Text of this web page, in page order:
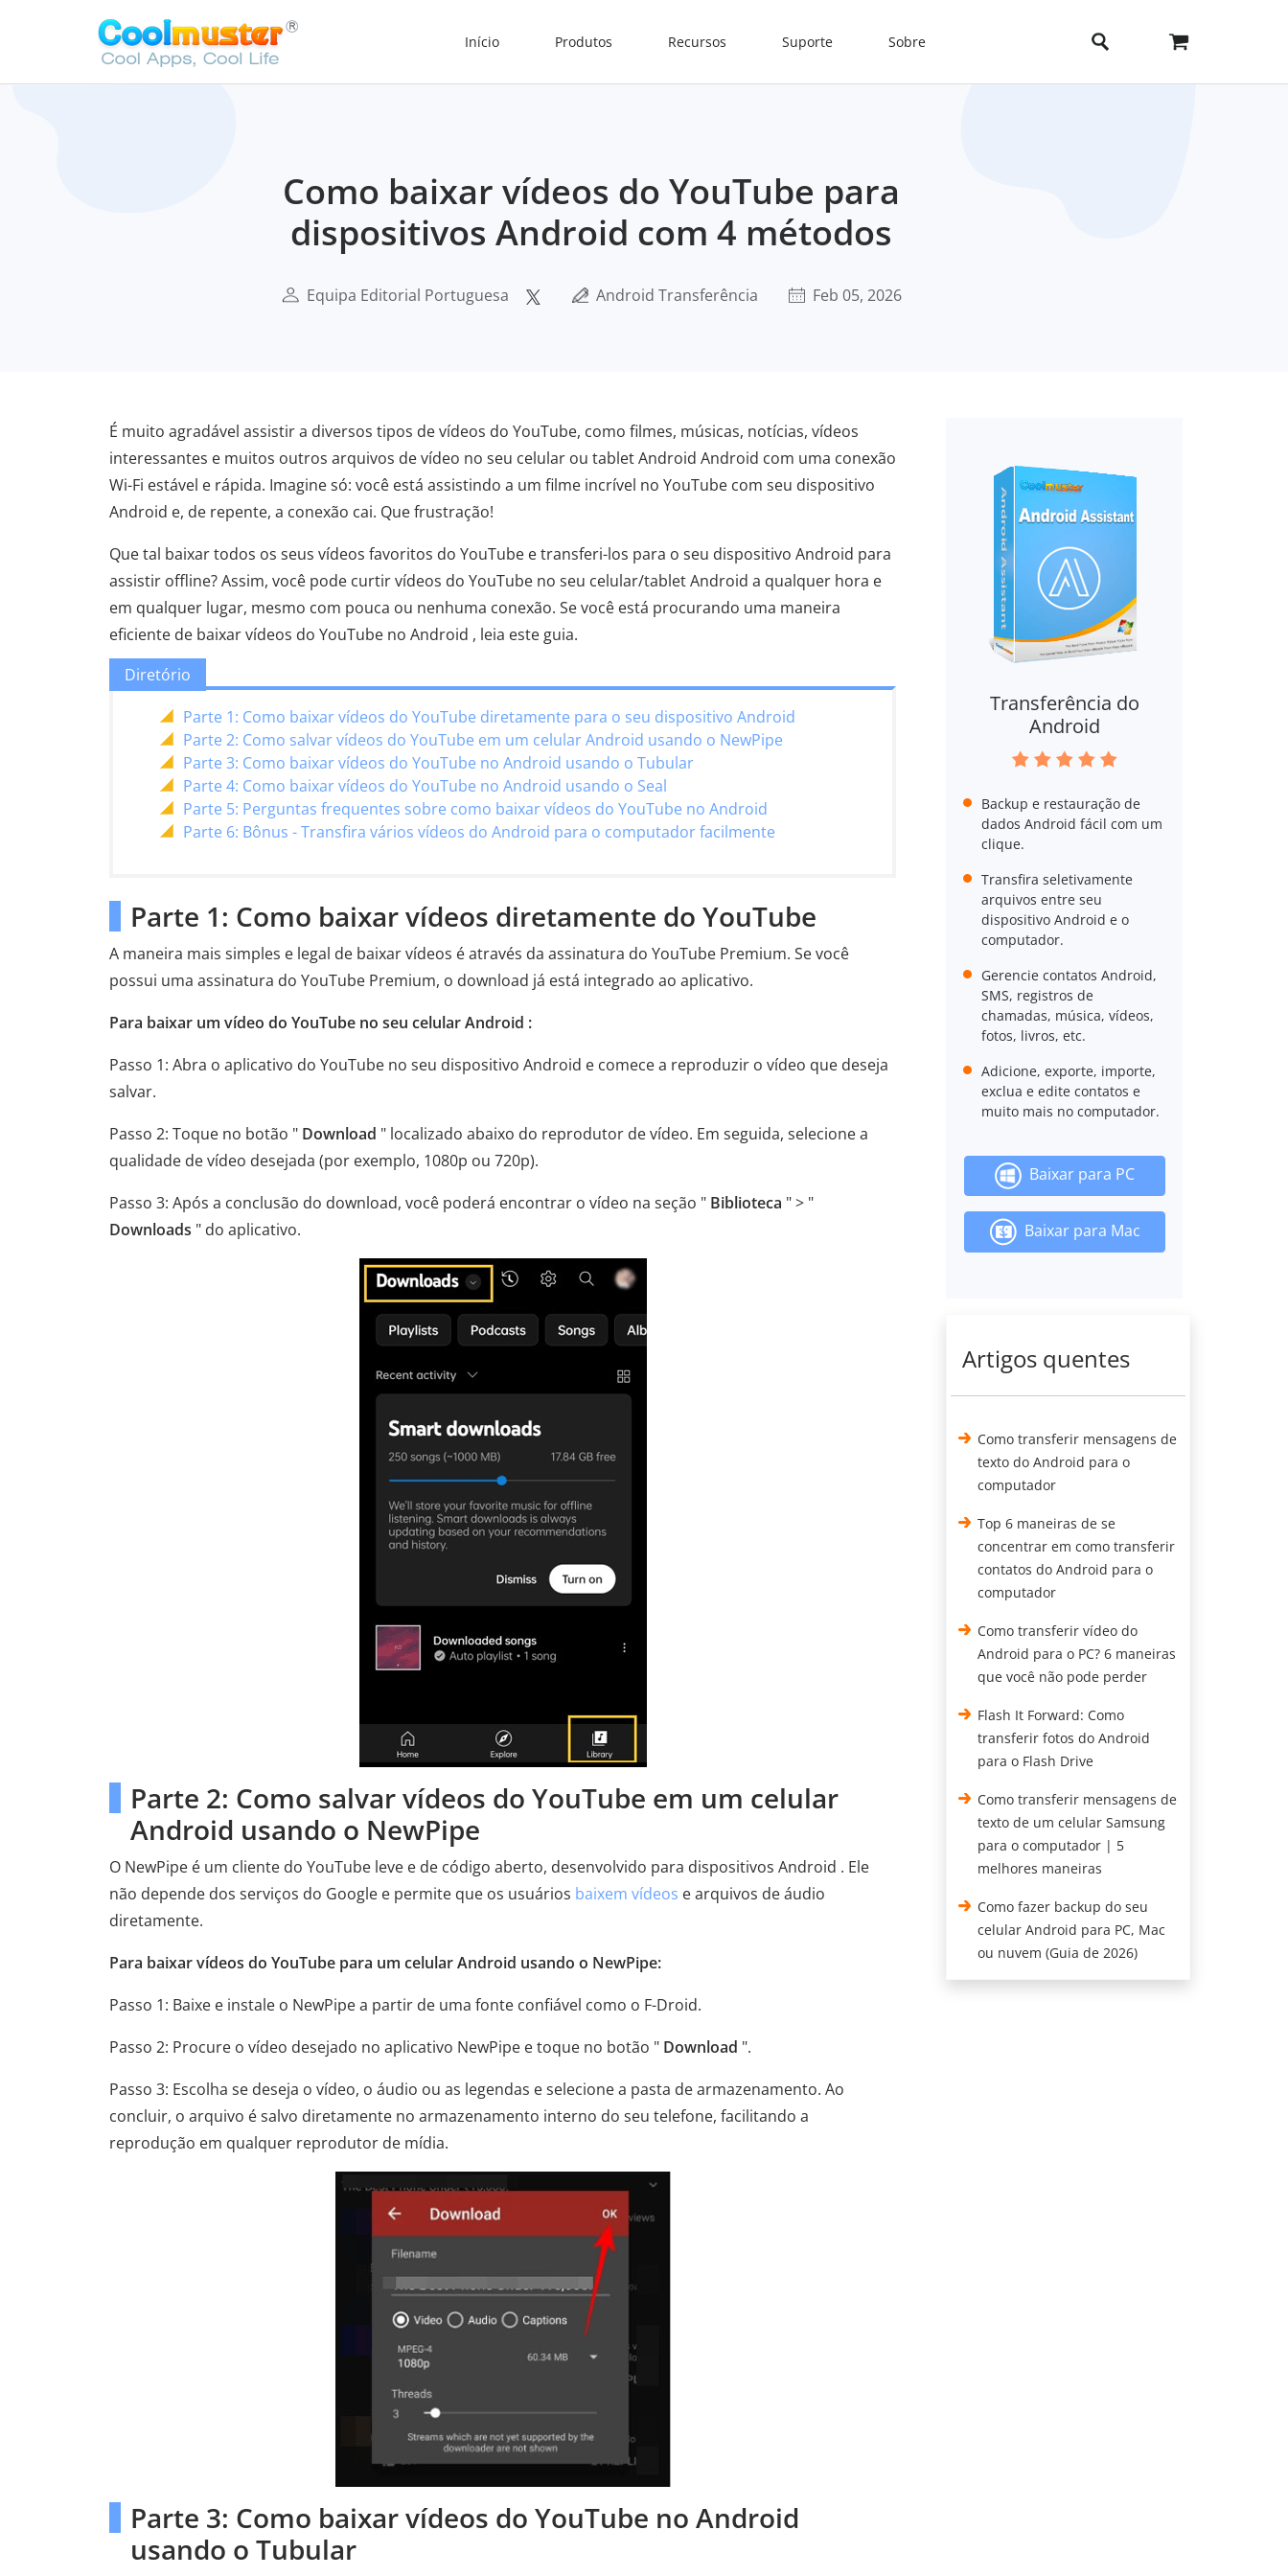
Início Produtos Recursos Suporte Sobre
Como baixar vídeos do YouTube para
dispositivos Android com 4 métodos
Equipa Editorial Portuguesa Android Transferência Feb 05, 2026
É muito agradável assistir a diversos tipos de vídeos do YouTube, como filmes, músicas, notícias, vídeos
interessantes e muitos outros arquivos de vídeo no seu celular ou tablet Android Android com uma conexão
Wi-Fi estável e rápida. Imagine só: você está assistindo a um filme incrível no YouTube com seu dispositivo
Android e, de repente, a conexão cai. Que frustração!
Que tal baixar todos os seus vídeos favoritos do YouTube e transferi-los para o seu dispositivo Android para
assistir offline? Assim, você pode curtir vídeos do YouTube no seu celular/tablet Android a qualquer hora e
em qualquer lugar, mesmo com pouca ou nenhuma conexão. Se você está procurando uma maneira
eficiente de baixar vídeos do YouTube no Android , leia este guia.
Diretório
Parte 1: Como baixar vídeos do YouTube diretamente para o seu dispositivo Android
Parte 2: Como salvar vídeos do YouTube em um celular Android usando o NewPipe
Parte 3: Como baixar vídeos do YouTube no Android usando o Tubular
Parte 4: Como baixar vídeos do YouTube no Android usando o Seal
Parte 5: Perguntas frequentes sobre como baixar vídeos do YouTube no Android
Parte 6: Bônus - Transfira vários vídeos do Android para o computador facilmente
Parte 1: Como baixar vídeos diretamente do YouTube
A maneira mais simples e legal de baixar vídeos é através da assinatura do YouTube Premium. Se você
possui uma assinatura do YouTube Premium, o download já está integrado ao aplicativo.
Para baixar um vídeo do YouTube no seu celular Android :
Passo 1: Abra o aplicativo do YouTube no seu dispositivo Android e comece a reproduzir o vídeo que deseja
salvar.
Passo 2: Toque no botão " Download " localizado abaixo do reprodutor de vídeo. Em seguida, selecione a
qualidade de vídeo desejada (por exemplo, 1080p ou 720p).
Passo 3: Após a conclusão do download, você poderá encontrar o vídeo na seção " Biblioteca " > "
Downloads " do aplicativo.
Parte 2: Como salvar vídeos do YouTube em um celular
Android usando o NewPipe
O NewPipe é um cliente do YouTube leve e de código aberto, desenvolvido para dispositivos Android . Ele
não depende dos serviços do Google e permite que os usuários baixem vídeos e arquivos de áudio
diretamente.
Para baixar vídeos do YouTube para um celular Android usando o NewPipe:
Passo 1: Baixe e instale o NewPipe a partir de uma fonte confiável como o F-Droid.
Passo 2: Procure o vídeo desejado no aplicativo NewPipe e toque no botão " Download ".
Passo 3: Escolha se deseja o vídeo, o áudio ou as legendas e selecione a pasta de armazenamento. Ao
concluir, o arquivo é salvo diretamente no armazenamento interno do seu telefone, facilitando a
reprodução em qualquer reprodutor de mídia.
Parte 3: Como baixar vídeos do YouTube no Android
usando o Tubular
Transferência do
Android
Backup e restauração de
dados Android fácil com um
clique.
Transfira seletivamente
arquivos entre seu
dispositivo Android e o
computador.
Gerencie contatos Android,
SMS, registros de
chamadas, música, vídeos,
fotos, livros, etc.
Adicione, exporte, importe,
exclua e edite contatos e
muito mais no computador.
Baixar para PC
Baixar para Mac
Artigos quentes
Como transferir mensagens de
texto do Android para o
computador
Top 6 maneiras de se
concentrar em como transferir
contatos do Android para o
computador
Como transferir vídeo do
Android para o PC? 6 maneiras
que você não pode perder
Flash It Forward: Como
transferir fotos do Android
para o Flash Drive
Como transferir mensagens de
texto de um celular Samsung
para o computador | 5
melhores maneiras
Como fazer backup do seu
celular Android para PC, Mac
ou nuvem (Guia de 2026)